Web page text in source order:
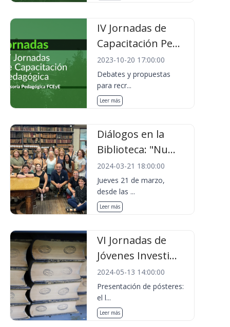
IV Jornadas de
Capacitación Pe...
2023-10-20 17:00:00
Debates y propuestas
para recr...
Leer más
Diálogos en la
Biblioteca: "Nu...
2024-03-21 18:00:00
Jueves 21 de marzo,
desde las ...
Leer más
VI Jornadas de
Jóvenes Investi...
2024-05-13 14:00:00
Presentación de pósteres:
el l...
Leer más